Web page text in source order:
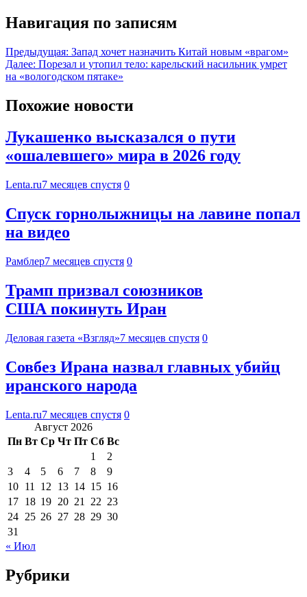
Навигация по записям
Предыдущая: Запад хочет назначить Китай новым «врагом»
Далее: Порезал и утопил тело: карельский насильник умрет
на «вологодском пятаке»
Похожие новости
Лукашенко высказался о пути
«ошалевшего» мира в 2026 году
Lenta.ru7 месяцев спустя 0
Спуск горнолыжницы на лавине попал
на видео
Рамблер7 месяцев спустя 0
Трамп призвал союзников
США покинуть Иран
Деловая газета «Взгляд»7 месяцев спустя 0
Совбез Ирана назвал главных убийц
иранского народа
Lenta.ru7 месяцев спустя 0
Август 2026
Пн Вт Ср Чт Пт Сб Вс
1
2
3
4 5 6 7 8
9
10 11 12 13 14 15 16
17 18 19 20 21 22 23
24 25 26 27 28 29 30
31
« Июл
Рубрики